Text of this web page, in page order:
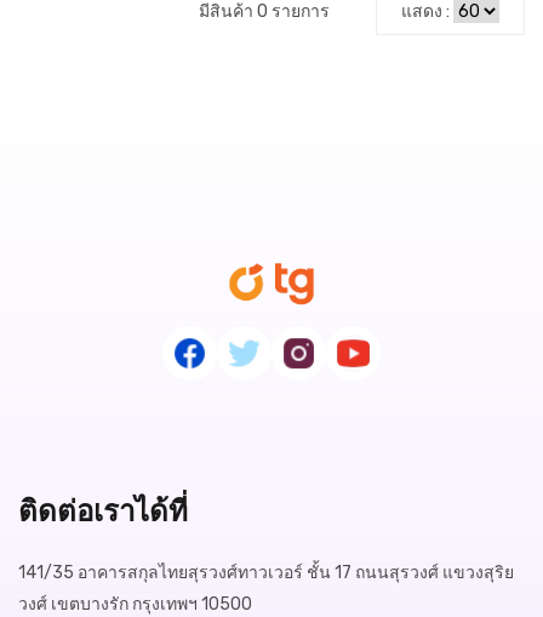
มีสินค้า 0 รายการ แสดง :
ติดต่อเราได้ที่
141/35 อาคารสกุลไทยสุรวงศ์ทาวเวอร์ ชั้น 17 ถนนสุรวงศ์ แขวงสุริย
วงศ์ เขตบางรัก กรุงเทพฯ 10500